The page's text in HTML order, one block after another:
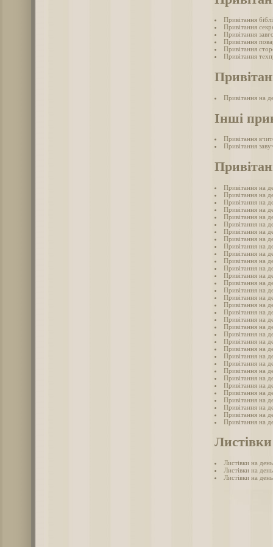
Привітання
Привітання
Привітання
Привітання
Привітання
Привітання
Привітання на
Інші
Привітання
Привітання
Привітання на
Привітання на
Привітання на
Привітання на
Привітання на
Привітання на
Привітання на
Привітання на
Привітання на
Привітання на
Привітання на
Привітання на
Привітання на
Привітання на
Привітання на
Привітання на
Привітання на
Привітання на
Привітання на
Привітання на
Привітання на
Привітання на
Привітання на
Привітання на
Привітання на
Привітання на
Привітання на
Привітання на
Привітання на
Привітання на
Привітання на
Привітання на
Привітання на
Листівки на
Листівки на
Листівки на